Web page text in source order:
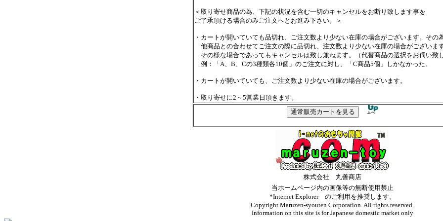
＜取り寄せ商品の為、下記の状況を含む一切のキャンセルをお断り致します事を
ご了承頂ける場合のみご注文へとお進み下さい。＞
・カートが開いていても品切れ、ご注文数より少ない在庫の場合がございます。その
他商品との合わせてご注文の際に品切れ、注文数より少ない在庫の場合がございます
その様な場合であってもキャンセルは致し兼ねます。（代替商品の選択をお伺い致し
例：「A、B、Cの3種類各10個」のご注文に対し、「C商品5個」しかなかった。
・カートが開いていても、ご注文数より少ない在庫の場合がございます。
・取り寄せに2～5営業日頂きます。
株式会社 丸善商店
当ホームページ内の画像等の無断使用禁止
*Internet Explorer のご利用を推奨します。
Copyright Maruzen-syouten Corporation. All rights reserved.
Information on this site is for Japanese domestic market only